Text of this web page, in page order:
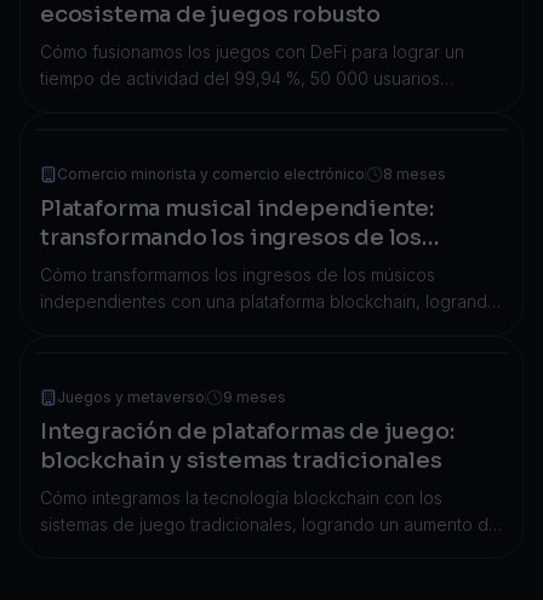
ecosistema de juegos robusto
Cómo fusionamos los juegos con DeFi para lograr un
tiempo de actividad del 99,94 %, 50 000 usuarios
Comercio minorista y comercio electrónico 8 meses
Plataforma musical independiente:
transformando los ingresos de los
creadores y la participación de los fans
Cómo transformamos los ingresos de los músicos
independientes con una plataforma blockchain, logrando
Juegos y metaverso 9 meses
Integración de plataformas de juego:
blockchain y sistemas tradicionales
Cómo integramos la tecnología blockchain con los
sistemas de juego tradicionales, logrando un aumento del